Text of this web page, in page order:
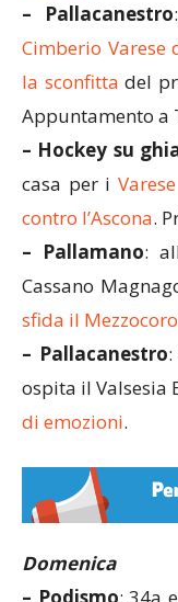
– Pallacanestro
Cimberio Varese
la sconfitta del
Appuntamento a
– Hockey su
casa per i
contro l’Ascona.
– Pallamano:
Cassano
sfida il
– Pallacanestro
ospita il Valsesia
di emozioni.
Domenica
– Podismo: 34a